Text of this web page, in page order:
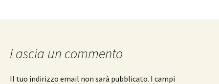
Lascia un commento
Il tuo indirizzo email non sarà pubblicato. I campi